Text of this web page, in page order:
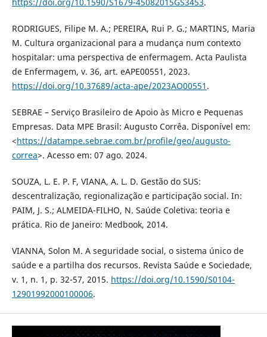
RODRIGUES, Filipe M. A.; PEREIRA, Rui P. G.; MARTINS, Maria
M. Cultura organizacional para a mudança num contexto
hospitalar: uma perspectiva de enfermagem. Acta Paulista
de Enfermagem, v. 36, art. eAPE00551, 2023.
https://doi.org/10.37689/acta-ape/2023AO00551 .
SEBRAE – Serviço Brasileiro de Apoio às Micro e Pequenas
Empresas. Data MPE Brasil: Augusto Corrêa. Disponível em:
<https://datampe.sebrae.com.br/profile/geo/augusto-
correa>. Acesso em: 07 ago. 2024.
SOUZA, L. E. P. F, VIANA, A. L. D. Gestão do SUS:
descentralização, regionalização e participação social. In:
PAIM, J. S.; ALMEIDA-FILHO, N. Saúde Coletiva: teoria e
prática. Rio de Janeiro: Medbook, 2014.
VIANNA, Solon M. A seguridade social, o sistema único de
saúde e a partilha dos recursos. Revista Saúde e Sociedade,
v. 1, n. 1, p. 32-57, 2015. https://doi.org/10.1590/S0104-
12901992000100006.